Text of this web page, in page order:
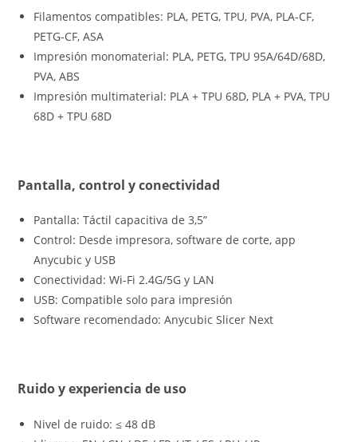
Filamentos compatibles: PLA, PETG, TPU, PVA, PLA-CF,
PETG-CF, ASA
Impresión monomaterial: PLA, PETG, TPU 95A/64D/68D,
PVA, ABS
Impresión multimaterial: PLA + TPU 68D, PLA + PVA, TPU
68D + TPU 68D
Pantalla, control y conectividad
Pantalla: Táctil capacitiva de 3,5”
Control: Desde impresora, software de corte, app
Anycubic y USB
Conectividad: Wi-Fi 2.4G/5G y LAN
USB: Compatible solo para impresión
Software recomendado: Anycubic Slicer Next
Ruido y experiencia de uso
Nivel de ruido: ≤ 48 dB